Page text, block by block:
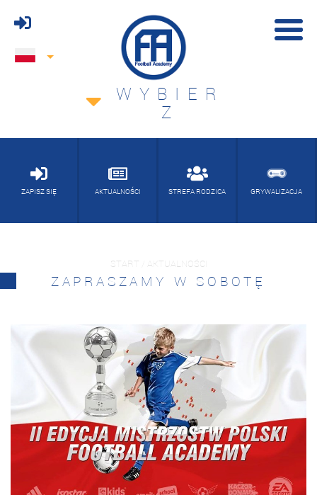
WYBIER
Z
ZAPISZ SIĘ AKTUALNOŚCI STREFA RODZICA GRYWALIZACJA
START / AKTUALNOŚCI
ZAPRASZAMY W SOBOTĘ